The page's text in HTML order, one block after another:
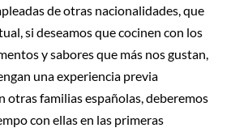
de otras nacionalidades, que
si deseamos que cocinen con los
y sabores que más nos gustan,
una experiencia previa
otras familias españolas, deberemos
con ellas en las primeras